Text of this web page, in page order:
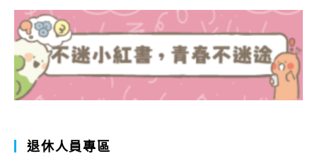
退休人員專區